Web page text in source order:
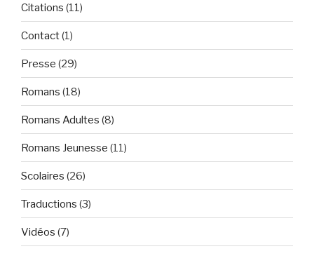
Citations (11)
Contact(1)
Presse (29)
Romans (18)
Romans Adultes (8)
Romans Jeunesse (11)
Scolaires (26)
Traductions (3)
Vidéos (7)